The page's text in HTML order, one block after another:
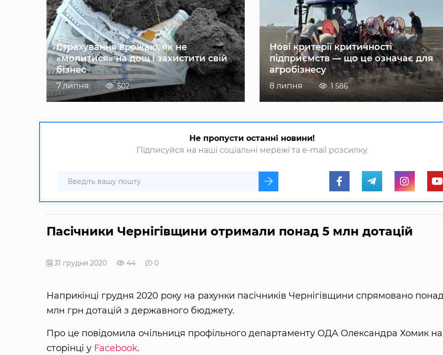
Страхування врожаю, як не
«молитися» на дощ і захистити свій
бізнес
7 липня 502
Нові критерії критичності
підприємств — що це означає для
агробізнесу
8 липня 1 586
Не пропусти останні новини!
Підписуйся на наші соціальні мережі та e-mail розсилку.
Пасічники Чернігівщини отримали понад 5 млн дотацій
31 грудня 2020 44 0
Наприкінці грудня 2020 року на рахунки пасічників Чернігівщини спрямовано
млн грн дотацій з державного бюджету.
Про це повідомила очільниця профільного департаменту ОДА Олександра Хомик на
сторінці у Facebook.